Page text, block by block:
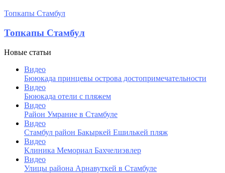
Топкапы Стамбул
Топкапы Стамбул
Новые статьи
Видео
Бююкада принцевы острова достопримечательности
Видео
Бююкада отели с пляжем
Видео
Район Умрание в Стамбуле
Видео
Cтамбул район Бакыркей Ешилькей пляж
Видео
Клиника Мемориал Бахчелиэвлер
Видео
Улицы района Арнавуткей в Стамбуле